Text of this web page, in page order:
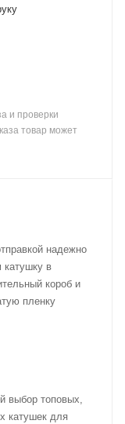
и проверки
товар может
надежно
катушку в
короб и
пленку
выбор топовых,
катушек для